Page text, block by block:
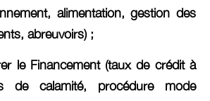
alimentation, gestion des
abreuvoirs) ;
(taux de crédit à
de calamité, procédure mode